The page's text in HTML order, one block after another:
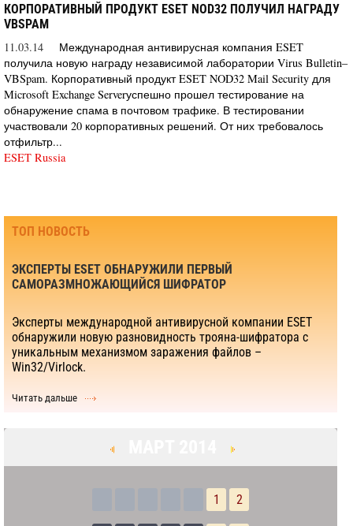
КОРПОРАТИВНЫЙ ПРОДУКТ ESET NOD32 ПОЛУЧИЛ НАГРАДУ
VBSPAM
11.03.14
Международная антивирусная компания ESET
получила новую награду независимой лаборатории Virus Bulletin–
VBSpam. Корпоративный продукт ESET NOD32 Mail Security для
Microsoft Exchange Serverуспешно прошел тестирование на
обнаружение спама в почтовом трафике. В тестировании
участвовали 20 корпоративных решений. От них требовалось
отфильтр...
ESET Russia
ТОП НОВОСТЬ
ЭКСПЕРТЫ ESET ОБНАРУЖИЛИ ПЕРВЫЙ
САМОРАЗМНОЖАЮЩИЙСЯ ШИФРАТОР
Эксперты международной антивирусной компании ESET
обнаружили новую разновидность трояна-шифратора с
уникальным механизмом заражения файлов –
Win32/Virlock.
Читать дальше
1 2